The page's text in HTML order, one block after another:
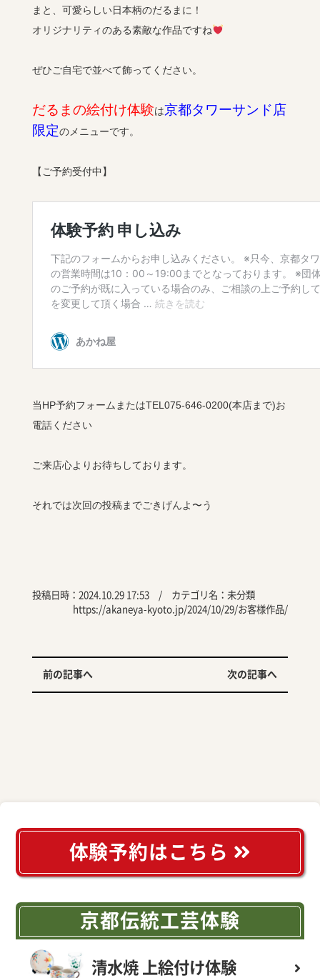
体験予約はこちら
京都伝統工芸体験
清水焼 上絵付け体験
まと、可愛らしい日本柄のだるまに！
オリジナリティのある素敵な作品ですね
ぜひご自宅で並べて飾ってください。
だるまの絵付け体験は京都タワーサンド店
限定のメニューです。
【ご予約受付中】
当HP予約フォームまたはTEL075-646-0200(本店まで)お
電話ください
ご来店心よりお待ちしております。
それでは次回の投稿までごきげんよ〜う
投稿日時：2024.10.29 17:53 / カテゴリ名： 未分類
https://akaneya-kyoto.jp/2024/10/29/お客様作品/
前の記事へ 次の記事へ